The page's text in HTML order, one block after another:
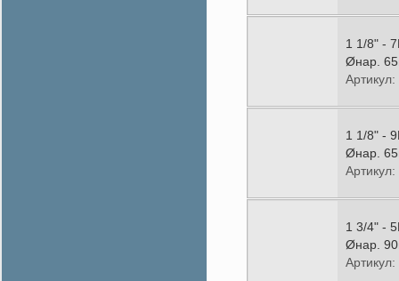
1 1/8" -
Øнар.
1 1/8" -
Øнар.
1 3/4" -
Øнар.